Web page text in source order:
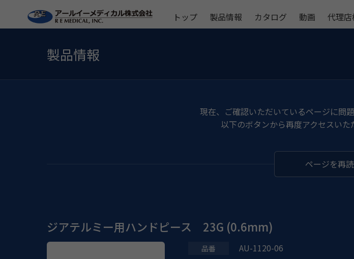
トップ 製品情報 カタログ 動画 代理
製品情報
現在、ご確認いただいているページに問
以下のボタンから再度アクセスいた
ページを再
ジアテルミー用ハンドピース 23G (0.6mm)
AU-1120-06